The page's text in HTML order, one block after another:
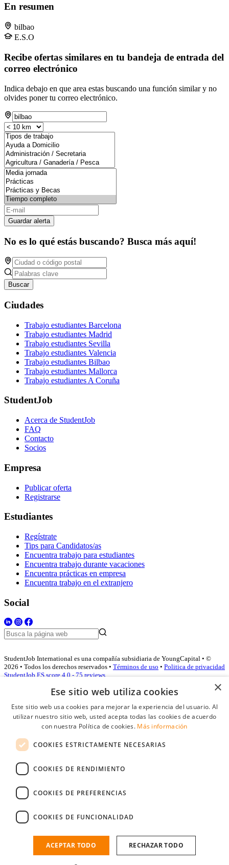
En resumen
bilbao
E.S.O
Recibe ofertas similares en tu bandeja de entrada del
correo electrónico
Indica debajo en que area estas buscando una función similar y no
olvides poner tu correo electrónico.
Guardar alerta
No es lo qué estás buscando? Busca más aquí!
Buscar
Ciudades
Trabajo estudiantes Barcelona
Trabajo estudiantes Madrid
Trabajo estudiantes Sevilla
Trabajo estudiantes Valencia
Trabajo estudiantes Bilbao
Trabajo estudiantes Mallorca
Trabajo estudiantes A Coruña
StudentJob
Acerca de StudentJob
FAQ
Contacto
Socios
Empresa
Publicar oferta
Registrarse
Estudiantes
Regístrate
Tips para Candidatos/as
Encuentra trabajo para estudiantes
Encuentra trabajo durante vacaciones
Encuentra prácticas en empresa
Encuentra trabajo en el extranjero
Social
StudentJob International es una compañía subsidiaria de YoungCapital • ©
2026 • Todos los derechos reservados • Términos de uso • Politica de privacidad
StudentJob ES score 4.0 - 75 reviews
Acceso empresas
Contraseña
Recordarme
Conectarse
Registro gratuito empresas
Encuentre al candidato perfecto a tan sólo un par de clicks
×
Ese sitio web utiliza cookies
Este sitio web usa cookies para mejorar la experiencia del usuario. Al
utilizar nuestro sitio web, usted acepta todas las cookies de acuerdo
con nuestra Política de cookies. Más información
COOKIES ESTRICTAMENTE NECESARIAS
COOKIES DE RENDIMIENTO
COOKIES DE PREFERENCIAS
COOKIES DE FUNCIONALIDAD
ACEPTAR TODO RECHAZAR TODO